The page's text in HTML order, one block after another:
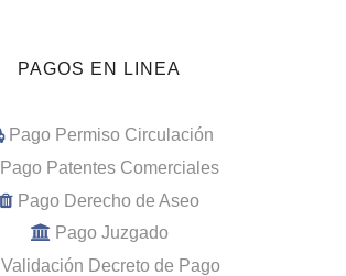
PAGOS EN LINEA
Pago Permiso Circulación
Pago Patentes Comerciales
Pago Derecho de Aseo
Pago Juzgado
Validación Decreto de Pago